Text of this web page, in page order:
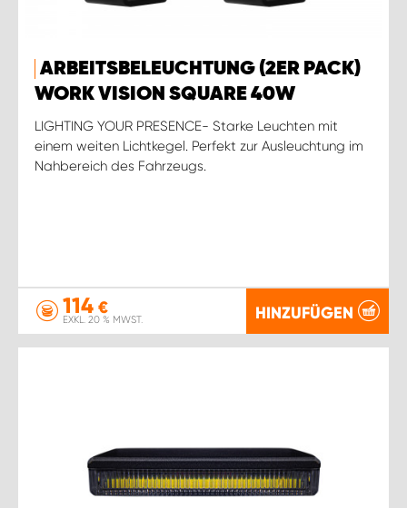
ARBEITSBELEUCHTUNG (2ER PACK)
WORK VISION SQUARE 40W
LIGHTING YOUR PRESENCE- Starke Leuchten mit
einem weiten Lichtkegel. Perfekt zur Ausleuchtung im
Nahbereich des Fahrzeugs.
114 €
EXKL. 20 % MWST. HINZUFÜGEN